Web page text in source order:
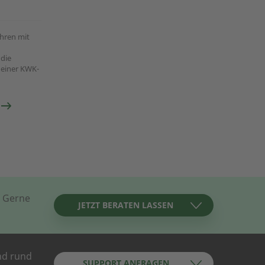
mit
KWK-
JETZT BERATEN LASSEN
rund